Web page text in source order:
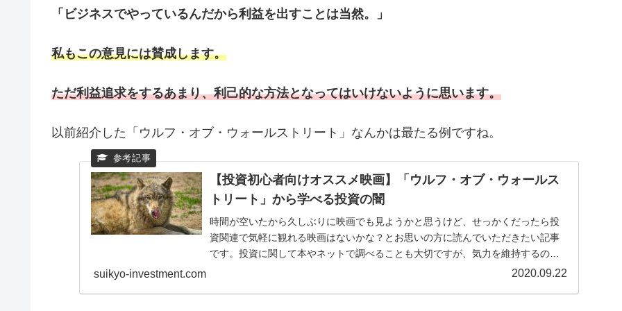
「ビジネスでやっているんだから利益を出すことは当然。」
私もこの意見には賛成します。
ただ利益追求をするあまり、利己的な方法となってはいけないように思います。
以前紹介した「ウルフ・オブ・ウォールストリート」なんかは最たる例ですね。
【投資初心者向けオススメ映画】「ウルフ・オブ・ウォールス
トリート」から学べる投資の闇
時間が空いたから久しぶりに映画でも見ようかと思うけど、せっかくだったら投
資関連で気軽に観れる映画はないかな？とお思いの方に読んでいただきたい記事
です。投資に関して本やネットで調べることも大切ですが、気力を維持するのは
suikyo-investment.com 2020.09.22